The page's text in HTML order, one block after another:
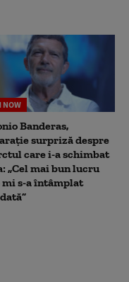
NOW
Banderas,
surpriză despre
care i-a schimbat
„Cel mai bun lucru
mi s-a întâmplat